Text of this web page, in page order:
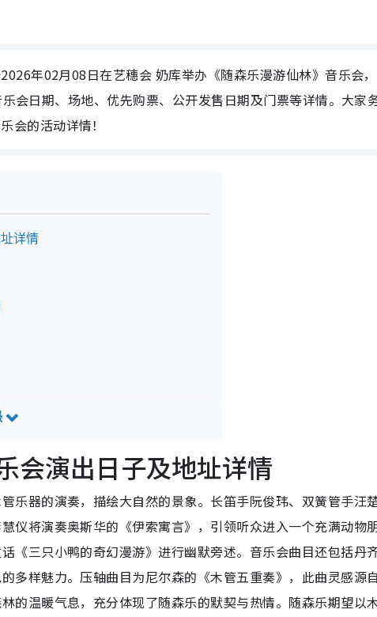
年02月08日在艺穗会 奶库举办《随森乐漫游仙林》音乐会
会日期、场地、优先购票、公开发售日期及门票等详情。大家
会的活动详情！
详情
会演出日子及地址详情
乐器的演奏，描绘大自然的景象。长笛手阮俊玮、双簧管手汪
仪将演奏奥斯华的《伊索寓言》，引领听众进入一个充满动物
《三只小鸭的奇幻漫游》进行幽默旁述。音乐会曲目还包括丹
多样魅力。压轴曲目为尼尔森的《木管五重奏》，此曲灵感源
的温暖气息，充分体现了随森乐的默契与热情。随森乐期望以